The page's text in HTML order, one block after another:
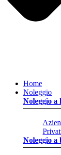
Home
Noleggio
Noleggio a
Noleggio a